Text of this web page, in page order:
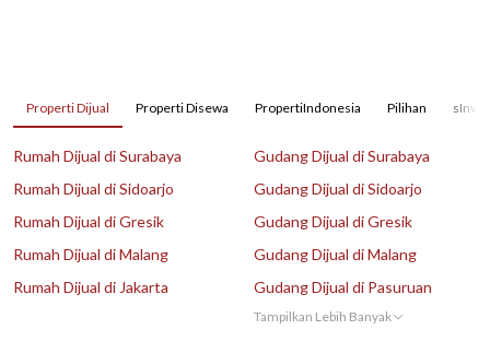
Properti Dijual Properti Disewa PropertiIndonesia Pilihan
Rumah Dijual di Surabaya
Rumah Dijual di Sidoarjo
Rumah Dijual di Gresik
Rumah Dijual di Malang
Rumah Dijual di Jakarta
Gudang Dijual di Surabaya
Gudang Dijual di Sidoarjo
Gudang Dijual di Gresik
Gudang Dijual di Malang
Gudang Dijual di Pasuruan
Tampilkan Lebih Banyak